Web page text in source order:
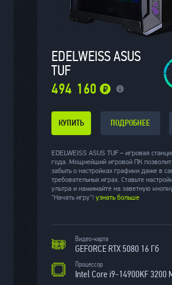
EDELWEISS ASUS
TUF
494 160
КУПИТЬ ПОДРОБНЕЕ
EDELWEISS ASUS TUF – игровая
года. Мощнейший игровой ПК
забыть о настройках графики даже в
требовательных играх. Ставьте
ультра и нажимайте на заветную
"Начать игру"! узнать больше
Видео-карта
GEFORCE RTX 5080 16 Гб
Процессор
Intel Core i9-14900KF 3200